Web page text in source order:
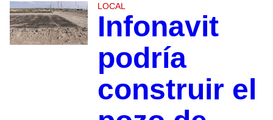
LOCAL
Infonavit
podría
construir el